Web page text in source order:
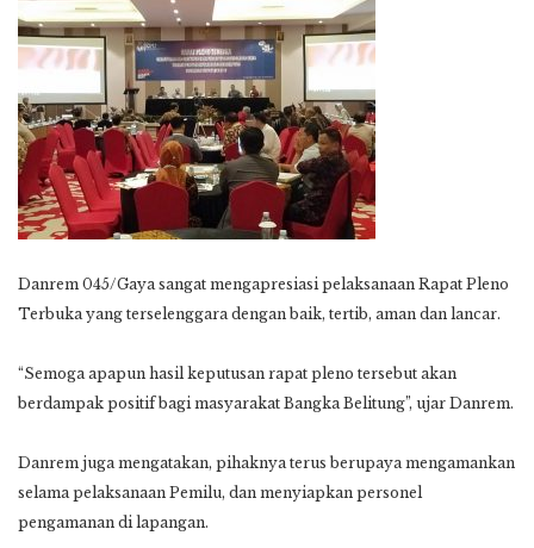
Danrem 045/Gaya sangat mengapresiasi pelaksanaan Rapat Pleno
Terbuka yang terselenggara dengan baik, tertib, aman dan lancar.
“Semoga apapun hasil keputusan rapat pleno tersebut akan
berdampak positif bagi masyarakat Bangka Belitung”, ujar Danrem.
Danrem juga mengatakan, pihaknya terus berupaya mengamankan
selama pelaksanaan Pemilu, dan menyiapkan personel
pengamanan di lapangan.